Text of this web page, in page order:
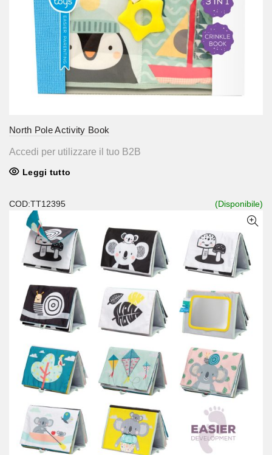
North Pole Activity Book
Accedi per utilizzare il tuo B2B
Leggi tutto
COD:TT12395 (Disponibile)